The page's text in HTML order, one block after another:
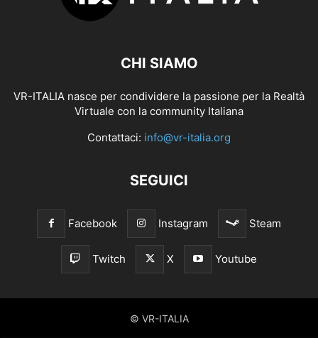
CHI SIAMO
VR-ITALIA nasce per condividere la passione per la Realtà
Virtuale con la community Italiana
Contattaci: info@vr-italia.org
SEGUICI
Facebook Instagram Steam
Twitch X Youtube
© VR-ITALIA